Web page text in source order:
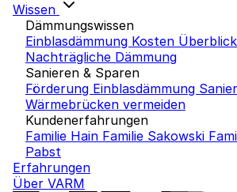
Wissen
Dämmungswissen
Einblasdämmung Kosten
Nachträgliche Dämmung
Sanieren & Sparen
Förderung Einblasdämmung
Wärmebrücken vermeiden
Kundenerfahrungen
Familie Hain Familie Sakowski
Pabst
Erfahrungen
Über VARM